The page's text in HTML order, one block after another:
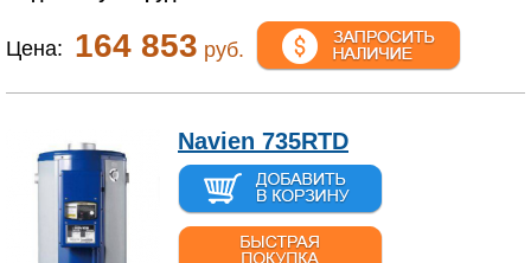
Цена: 164 853 руб.
Navien 735RTD